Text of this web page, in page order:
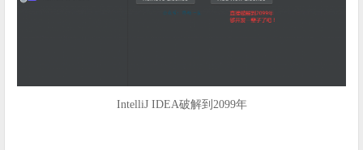
IntelliJ IDEA破解到2099年